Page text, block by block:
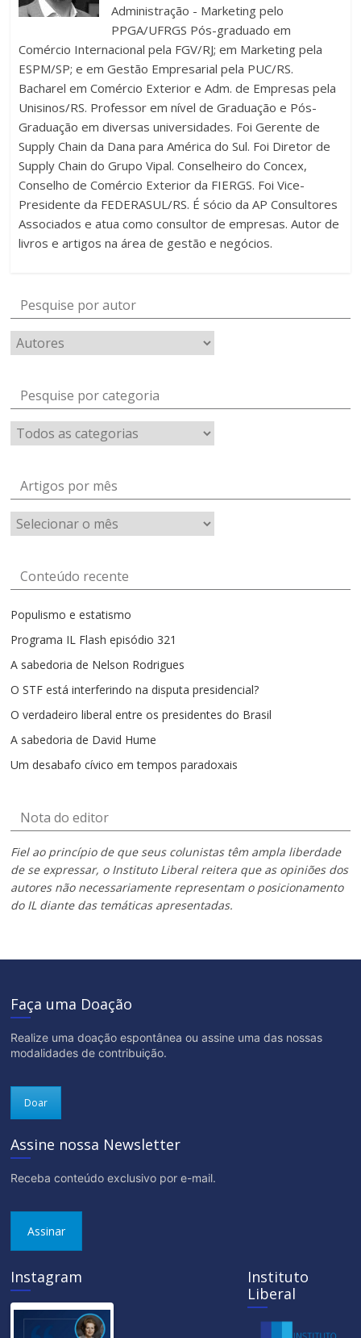
Administração - Marketing pelo
PPGA/UFRGS Pós-graduado em
Comércio Internacional pela FGV/RJ; em Marketing pela
ESPM/SP; e em Gestão Empresarial pela PUC/RS.
Bacharel em Comércio Exterior e Adm. de Empresas pela
Unisinos/RS. Professor em nível de Graduação e Pós-
Graduação em diversas universidades. Foi Gerente de
Supply Chain da Dana para América do Sul. Foi Diretor de
Supply Chain do Grupo Vipal. Conselheiro do Concex,
Conselho de Comércio Exterior da FIERGS. Foi Vice-
Presidente da FEDERASUL/RS. É sócio da AP Consultores
Associados e atua como consultor de empresas. Autor de
livros e artigos na área de gestão e negócios.
Pesquise por autor
Pesquise por categoria
Artigos por mês
Artigos
por
Conteúdo recente
Populismo e estatismo
Programa IL Flash episódio 321
A sabedoria de Nelson Rodrigues
O STF está interferindo na disputa presidencial?
O verdadeiro liberal entre os presidentes do Brasil
A sabedoria de David Hume
Um desabafo cívico em tempos paradoxais
Nota do editor
Fiel ao princípio de que seus colunistas têm ampla liberdade
de se expressar, o Instituto Liberal reitera que as opiniões dos
autores não necessariamente representam o posicionamento
do IL diante das temáticas apresentadas.
Faça uma Doação
Realize uma doação espontânea ou assine uma das nossas
modalidades de contribuição.
Doar
Assine nossa Newsletter
Receba conteúdo exclusivo por e-mail.
Assinar
Instagram
Instituto
Liberal